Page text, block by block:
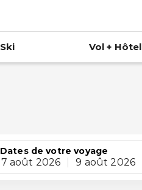
Ski Vol + Hôtel
Dates de votre voyage
7 août 2026 9 août 2026